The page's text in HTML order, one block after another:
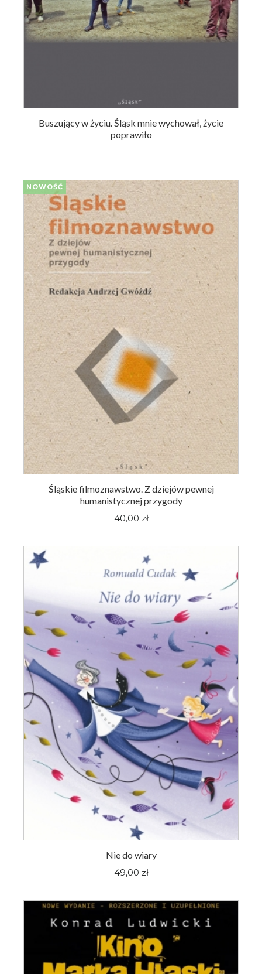
Buszujący w życiu. Śląsk mnie wychował, życie
poprawiło
NOWOŚĆ
Śląskie filmoznawstwo. Z dziejów pewnej
humanistycznej przygody
40,00 zł
Nie do wiary
49,00 zł